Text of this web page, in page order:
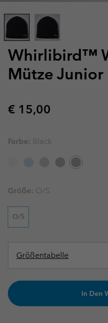
Whirlibird™
Mütze Junior
Regular price:
€ 15,00
Farbe: Black
Größe: O/S
O/S
Größentabelle
In Den